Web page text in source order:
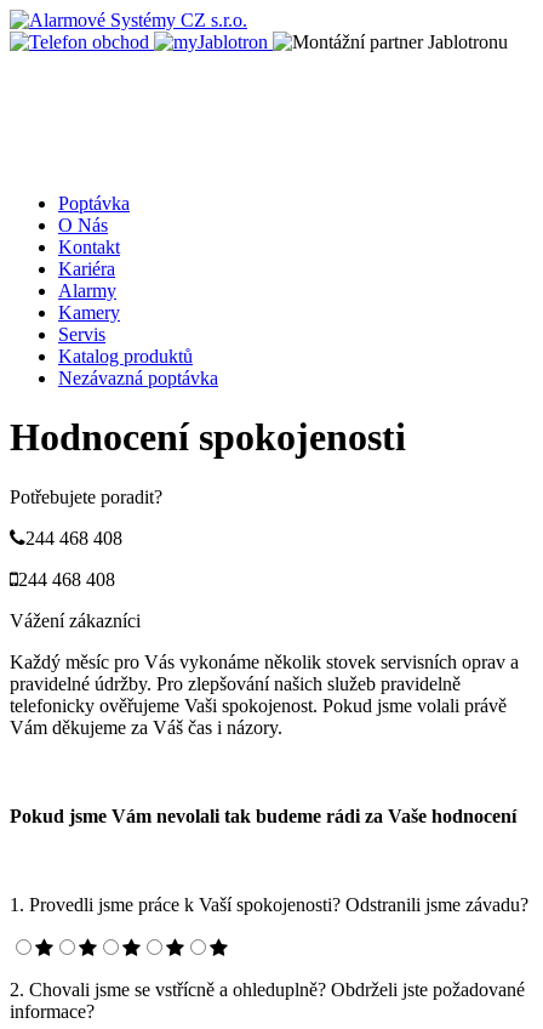
Poptávka
O Nás
Kontakt
Kariéra
Alarmy
Kamery
Servis
Katalog produktů
Nezávazná poptávka
Hodnocení spokojenosti
Potřebujete poradit?
244 468 408
244 468 408
Vážení zákazníci
Každý měsíc pro Vás vykonáme několik stovek servisních oprav a
pravidelné údržby. Pro zlepšování našich služeb pravidelně
telefonicky ověřujeme Vaši spokojenost. Pokud jsme volali právě
Vám děkujeme za Váš čas i názory.
Pokud jsme Vám nevolali tak budeme rádi za Vaše hodnocení
1. Provedli jsme práce k Vaší spokojenosti? Odstranili jsme závadu?
2. Chovali jsme se vstřícně a ohleduplně? Obdrželi jste požadované
informace?